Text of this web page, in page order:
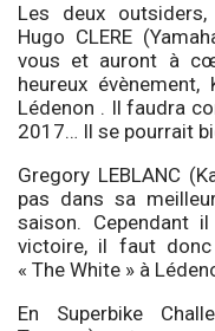
Les deux outsiders,
Hugo CLERE
vous et auront à
heureux
Lédenon . Il faudra
2017… Il se pourrait
Gregory LEBLANC
pas dans sa
saison. Cependant
victoire, il faut
« The White » à
En Superbike